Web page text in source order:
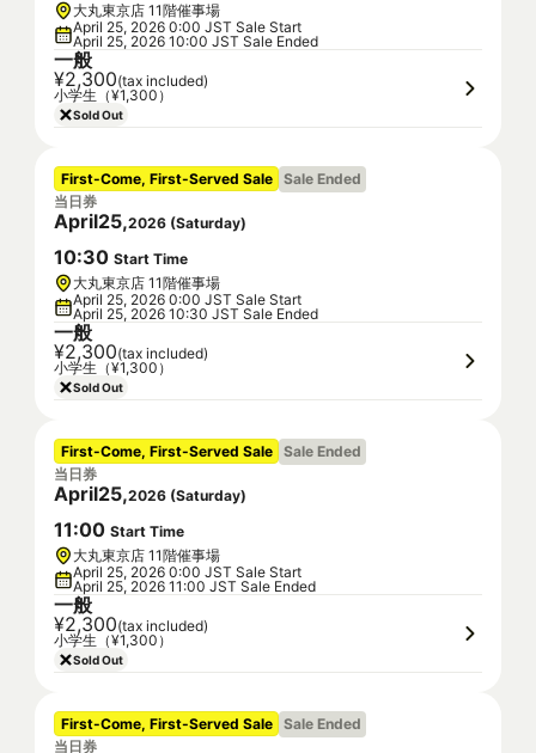
大丸東京店 11階催事場
April 25, 2026 0:00 JST Sale Start
April 25, 2026 10:00 JST Sale Ended
一般
¥2,300(tax included)
小学生（¥1,300）
Sold Out
First-Come, First-Served Sale Sale Ended
当日券
April25,2026 (Saturday)
10:30 Start Time
大丸東京店 11階催事場
April 25, 2026 0:00 JST Sale Start
April 25, 2026 10:30 JST Sale Ended
一般
¥2,300(tax included)
小学生（¥1,300）
Sold Out
First-Come, First-Served Sale Sale Ended
当日券
April25,2026 (Saturday)
11:00 Start Time
大丸東京店 11階催事場
April 25, 2026 0:00 JST Sale Start
April 25, 2026 11:00 JST Sale Ended
一般
¥2,300(tax included)
小学生（¥1,300）
Sold Out
First-Come, First-Served Sale Sale Ended
当日券